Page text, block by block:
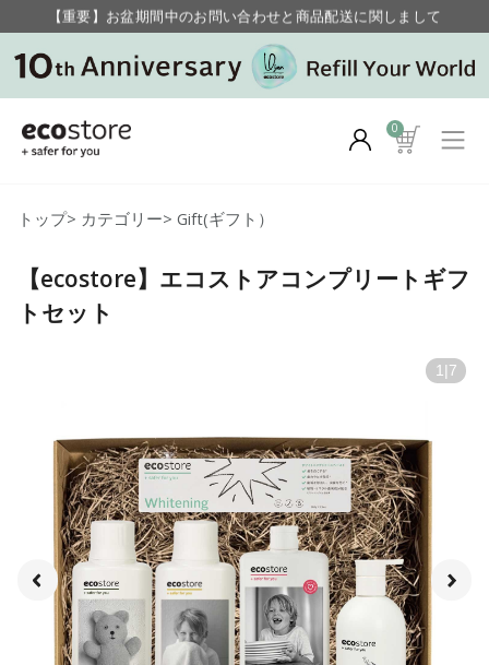
【重要】お盆期間中のお問い合わせと商品配送に関しまして
毎月お得にポイントが貯まる！ “月のポイントアップデー”
0
トップ> カテゴリー> Gift(ギフト）
【ecostore】エコストアコンプリートギフ
トセット
1 | 7